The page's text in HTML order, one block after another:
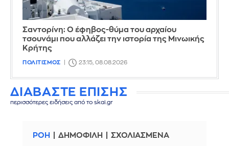
Σαντορίνη: Ο έφηβος-θύμα του αρχαίου
τσουνάμι που αλλάζει την ιστορία της Μινωικής
Κρήτης
ΠΟΛΙΤΙΣΜΟΣ 23:15, 08.08.2026
ΔΙΑΒΑΣΤΕ ΕΠΙΣΗΣ
περισσότερες ειδήσεις από το skai.gr
ΡΟΗ ΔΗΜΟΦΙΛΗ ΣΧΟΛΙΑΣΜΕΝΑ